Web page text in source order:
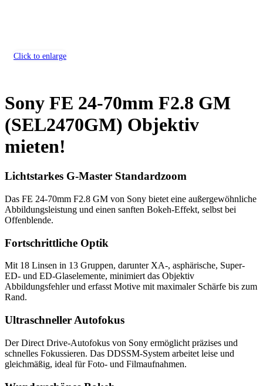
Click to enlarge
Sony FE 24-70mm F2.8 GM
(SEL2470GM) Objektiv
mieten!
Lichtstarkes G-Master Standardzoom
Das FE 24-70mm F2.8 GM von Sony bietet eine außergewöhnliche
Abbildungsleistung und einen sanften Bokeh-Effekt, selbst bei
Offenblende.
Fortschrittliche Optik
Mit 18 Linsen in 13 Gruppen, darunter XA-, asphärische, Super-
ED- und ED-Glaselemente, minimiert das Objektiv
Abbildungsfehler und erfasst Motive mit maximaler Schärfe bis zum
Rand.
Ultraschneller Autofokus
Der Direct Drive-Autofokus von Sony ermöglicht präzises und
schnelles Fokussieren. Das DDSSM-System arbeitet leise und
gleichmäßig, ideal für Foto- und Filmaufnahmen.